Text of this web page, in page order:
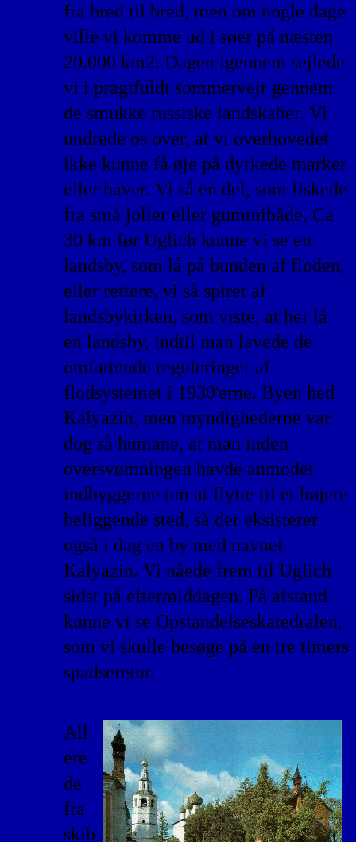
fra bred til bred, men om nogle dage
ville vi komme ud i søer på næsten
20.000 km2. Dagen igennem sejlede
vi i pragtfuldt sommervejr gennem
de smukke russiske landskaber. Vi
undrede os over, at vi overhovedet
ikke kunne få øje på dyrkede marker
eller haver. Vi så en del, som fiskede
fra små joller eller gummibåde. Ca
30 km før Uglich kunne vi se en
landsby, som lå på bunden af floden,
eller rettere, vi så spiret af
landsbykirken, som viste, at her lå
en landsby, indtil man lavede de
omfattende reguleringer af
flodsystemet i 1930'erne. Byen hed
Kalyazin, men myndighederne var
dog så humane, at man inden
oversvømningen havde anmodet
indbyggerne om at flytte til et højere
beliggende sted, så der eksisterer
også i dag en by med navnet
Kalyazin. Vi nåede frem til Uglich
sidst på eftermiddagen. På afstand
kunne vi se Opstandelseskatedralen,
som vi skulle besøge på en tre timers
spadseretur.
All
ere
de
fra
skib